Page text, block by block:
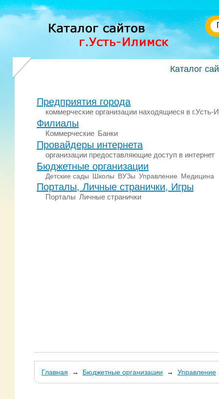
Каталог
Предприятия города
коммерческие организации находящиеся в г.Усть-
Филиалы
Коммерческие Банки
Провайдеры интернета
организации предоставляющие доступ в интернет
Бюджетные организации
Детские сады Школы ВУЗы Управление Медицина
Порталы, Личные странички, Игры
Порталы Личные странички
Главная → Бюджетные организации → Управление